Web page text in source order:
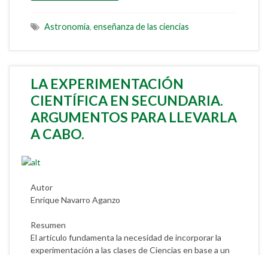
Astronomía, enseñanza de las ciencias
LA EXPERIMENTACIÓN
CIENTÍFICA EN SECUNDARIA.
ARGUMENTOS PARA LLEVARLA
A CABO.
Autor
Enrique Navarro Aganzo
Resumen
El artículo fundamenta la necesidad de incorporar la
experimentación a las clases de Ciencias en base a un